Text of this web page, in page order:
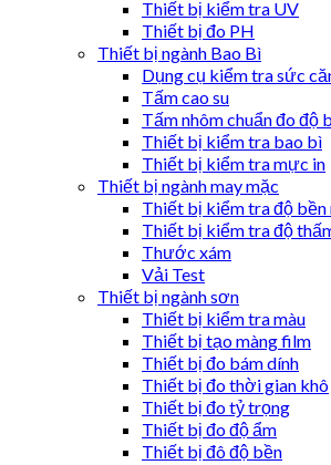
Thiết bị kiểm tra UV
Thiết bị đo PH
Thiết bị ngành Bao Bì
Dụng cụ kiểm tra sức
Tấm cao su
Tấm nhôm chuẩn đo độ
Thiết bị kiểm tra bao bì
Thiết bị kiểm tra mực in
Thiết bị ngành may mặc
Thiết bị kiểm tra độ bền
Thiết bị kiểm tra độ
Thước xám
Vải Test
Thiết bị ngành sơn
Thiết bị kiểm tra màu
Thiết bị tạo màng film
Thiết bị đo bám dính
Thiết bị đo thời gian khô
Thiết bị đo tỷ trọng
Thiết bị đo độ ẩm
Thiết bị đô độ bền